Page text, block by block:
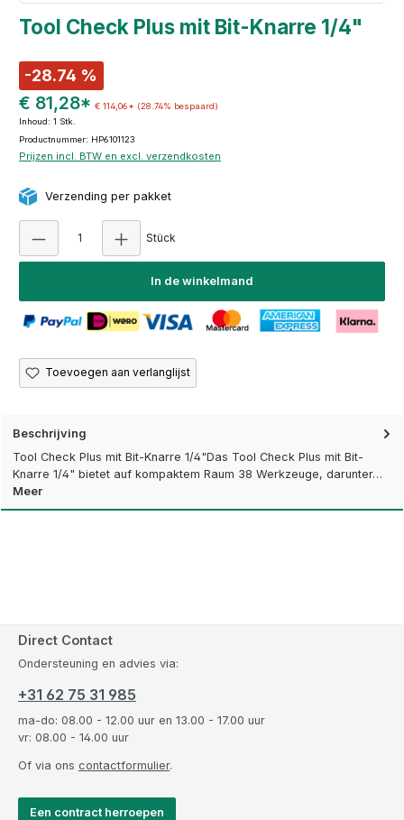
Tool Check Plus mit Bit-Knarre 1/4"
-28.74 %
€ 81,28* € 114,06* (28.74% bespaard)
Inhoud: 1 Stk.
Productnummer: HP6101123
Prijzen incl. BTW en excl. verzendkosten
Verzending per pakket
Stück
In de winkelmand
Toevoegen aan verlanglijst
Beschrijving
Tool Check Plus mit Bit-Knarre 1/4"Das Tool Check Plus mit Bit-
Knarre 1/4" bietet auf kompaktem Raum 38 Werkzeuge, darunter…
Meer
Direct Contact
Ondersteuning en advies via:
+31 62 75 31 985
ma-do: 08.00 - 12.00 uur en 13.00 - 17.00 uur
vr: 08.00 - 14.00 uur
Of via ons contactformulier.
Een contract herroepen